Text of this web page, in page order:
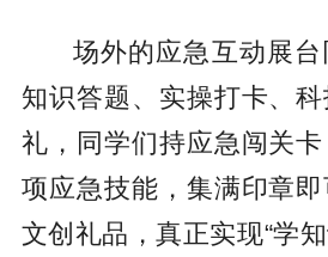
场外的应急互动展台
知识答题、实操打卡、
礼，同学们持应急闯关
项应急技能，集满印章
文创礼品，真正实现“学